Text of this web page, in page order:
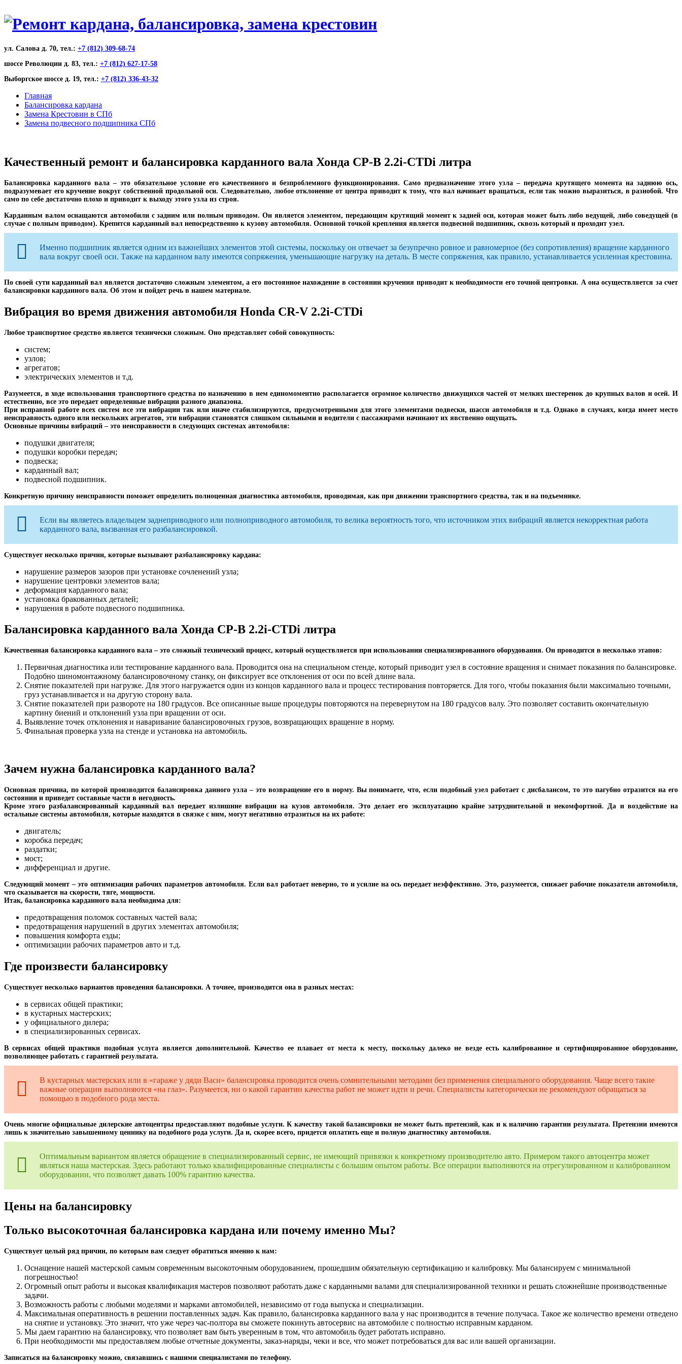
ул. Салова д. 70, тел.: +7 (812) 309-68-74
шоссе Революции д. 83, тел.: +7 (812) 627-17-58
Выборгское шоссе д. 19, тел.: +7 (812) 336-43-32
Главная
Балансировка кардана
Замена Крестовин в СПб
Замена подвесного подшипника СПб
Качественный ремонт и балансировка карданного вала Хонда СР-В 2.2i-CTDi литра
Балансировка карданного вала – это обязательное условие его качественного и безпроблемного функционирования. Само предназначение этого узла – передача крутящего момента на заднюю ось,
подразумевает его кручение вокруг собственной продольной оси. Следовательно, любое отклонение от центра приводит к тому, что вал начинает вращаться, если так можно выразиться, в разнобой. Что
само по себе достаточно плохо и приводит к выходу этого узла из строя.
Карданным валом оснащаются автомобили с задним или полным приводом. Он является элементом, передающим крутящий момент к задней оси, которая может быть либо ведущей, либо соведущей (в
случае с полным приводом). Крепится карданный вал непосредственно к кузову автомобиля. Основной точкой крепления является подвесной подшипник, сквозь который и проходит узел.
Именно подшипник является одним из важнейших элементов этой системы, поскольку он отвечает за безупречно ровное и равномерное (без сопротивления) вращение карданного
вала вокруг своей оси. Также на карданном валу имеются сопряжения, уменьшающие нагрузку на деталь. В месте сопряжения, как правило, устанавливается усиленная крестовина.
По своей сути карданный вал является достаточно сложным элементом, а его постоянное нахождение в состоянии кручения приводит к необходимости его точной центровки. А она осуществляется за счет
балансировки карданного вала. Об этом и пойдет речь в нашем материале.
Вибрация во время движения автомобиля Honda CR-V 2.2i-CTDi
Любое транспортное средство является технически сложным. Оно представляет собой совокупность:
систем;
узлов;
агрегатов;
электрических элементов и т.д.
Разумеется, в ходе использования транспортного средства по назначению в нем единомоментно располагается огромное количество движущихся частей от мелких шестеренок до крупных валов и осей. И
естественно, все это передает определенные вибрации разного диапазона.
При исправной работе всех систем все эти вибрации так или иначе стабилизируются, предусмотренными для этого элементами подвески, шасси автомобиля и т.д. Однако в случаях, когда имеет место
неисправность одного или нескольких агрегатов, эти вибрации становятся слишком сильными и водители с пассажирами начинают их явственно ощущать.
Основные причины вибраций – это неисправности в следующих системах автомобиля:
подушки двигателя;
подушки коробки передач;
подвеска;
карданный вал;
подвесной подшипник.
Конкретную причину неисправности поможет определить полноценная диагностика автомобиля, проводимая, как при движении транспортного средства, так и на подъемнике.
Если вы являетесь владельцем заднеприводного или полноприводного автомобиля, то велика вероятность того, что источником этих вибраций является некорректная работа
карданного вала, вызванная его разбалансировкой.
Существует несколько причин, которые вызывают разбалансировку кардана:
нарушение размеров зазоров при установке сочленений узла;
нарушение центровки элементов вала;
деформация карданного вала;
установка бракованных деталей;
нарушения в работе подвесного подшипника.
Балансировка карданного вала Хонда СР-В 2.2i-CTDi литра
Качественная балансировка карданного вала – это сложный технический процесс, который осуществляется при использовании специализированного оборудования. Он проводится в несколько этапов:
Первичная диагностика или тестирование карданного вала. Проводится она на специальном стенде, который приводит узел в состояние вращения и снимает показания по балансировке.
Подобно шиномонтажному балансировочному станку, он фиксирует все отклонения от оси по всей длине вала.
Снятие показателей при нагрузке. Для этого нагружается один из концов карданного вала и процесс тестирования повторяется. Для того, чтобы показания были максимально точными,
груз устанавливается и на другую сторону вала.
Снятие показателей при развороте на 180 градусов. Все описанные выше процедуры повторяются на перевернутом на 180 градусов валу. Это позволяет составить окончательную
картину биений и отклонений узла при вращении от оси.
Выявление точек отклонения и наваривание балансировочных грузов, возвращающих вращение в норму.
Финальная проверка узла на стенде и установка на автомобиль.
Зачем нужна балансировка карданного вала?
Основная причина, по которой производится балансировка данного узла – это возвращение его в норму. Вы понимаете, что, если подобный узел работает с дисбалансом, то это пагубно отразится на его
состоянии и приведет составные части в негодность.
Кроме этого разбалансированный карданный вал передает излишние вибрации на кузов автомобиля. Это делает его эксплуатацию крайне затруднительной и некомфортной. Да и воздействие на
остальные системы автомобиля, которые находятся в связке с ним, могут негативно отразиться на их работе:
двигатель;
коробка передач;
раздатки;
мост;
дифференциал и другие.
Следующий момент – это оптимизация рабочих параметров автомобиля. Если вал работает неверно, то и усилие на ось передает неэффективно. Это, разумеется, снижает рабочие показатели автомобиля,
что сказывается на скорости, тяге, мощности.
Итак, балансировка карданного вала необходима для:
предотвращения поломок составных частей вала;
предотвращения нарушений в других элементах автомобиля;
повышения комфорта езды;
оптимизации рабочих параметров авто и т.д.
Где произвести балансировку
Существует несколько вариантов проведения балансировки. А точнее, производится она в разных местах:
в сервисах общей практики;
в кустарных мастерских;
у официального дилера;
в специализированных сервисах.
В сервисах общей практики подобная услуга является дополнительной. Качество ее плавает от места к месту, поскольку далеко не везде есть калиброванное и сертифицированное оборудование,
позволяющее работать с гарантией результата.
В кустарных мастерских или в «гараже у дяди Васи» балансировка проводится очень сомнительными методами без применения специального оборудования. Чаще всего такие
важные операции выполняются «на глаз». Разумеется, ни о какой гарантии качества работ не может идти и речи. Специалисты категорически не рекомендуют обращаться за
помощью в подобного рода места.
Очень многие официальные дилерские автоцентры предоставляют подобные услуги. К качеству такой балансировки не может быть претензий, как и к наличию гарантии результата. Претензии имеются
лишь к значительно завышенному ценнику на подобного рода услуги. Да и, скорее всего, придется оплатить еще и полную диагностику автомобиля.
Оптимальным вариантом является обращение в специализированный сервис, не имеющий привязки к конкретному производителю авто. Примером такого автоцентра может
являться наша мастерская. Здесь работают только квалифицированные специалисты с большим опытом работы. Все операции выполняются на отрегулированном и калиброванном
оборудовании, что позволяет давать 100% гарантию качества.
Цены на балансировку
Только высокоточная балансировка кардана или почему именно Мы?
Существует целый ряд причин, по которым вам следует обратиться именно к нам:
Оснащение нашей мастерской самым современным высокоточным оборудованием, прошедшим обязательную сертификацию и калибровку. Мы балансируем с минимальной
погрешностью!
Огромный опыт работы и высокая квалификация мастеров позволяют работать даже с карданными валами для специализированной техники и решать сложнейшие производственные
задачи.
Возможность работы с любыми моделями и марками автомобилей, независимо от года выпуска и специализации.
Максимальная оперативность в решении поставленных задач. Как правило, балансировка карданного вала у нас производится в течение получаса. Такое же количество времени отведено
на снятие и установку. Это значит, что уже через час-полтора вы сможете покинуть автосервис на автомобиле с полностью исправным карданом.
Мы даем гарантию на балансировку, что позволяет вам быть уверенным в том, что автомобиль будет работать исправно.
При необходимости мы предоставляем любые отчетные документы, заказ-наряды, чеки и все, что может потребоваться для вас или вашей организации.
Записаться на балансировку можно, связавшись с нашими специалистами по телефону.